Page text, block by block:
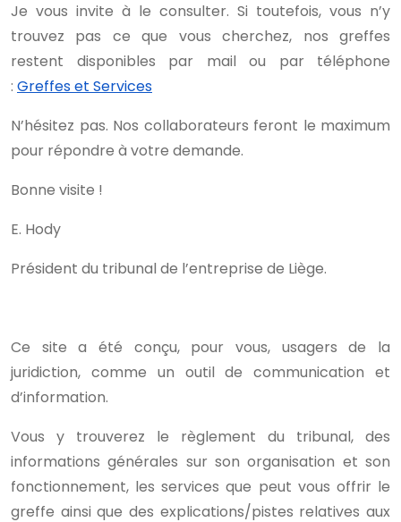
Je vous invite à le consulter. Si toutefois, vous n’y
trouvez pas ce que vous cherchez, nos greffes
restent disponibles par mail ou par téléphone
: Greffes et Services
N’hésitez pas. Nos collaborateurs feront le maximum
pour répondre à votre demande.
Bonne visite !
E. Hody
Président du tribunal de l’entreprise de Liège.
Ce site a été conçu, pour vous, usagers de la
juridiction, comme un outil de communication et
d’information.
Vous y trouverez le règlement du tribunal, des
informations générales sur son organisation et son
fonctionnement, les services que peut vous offrir le
greffe ainsi que des explications/pistes relatives aux